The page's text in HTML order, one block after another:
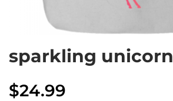
sparkling unicorn
$24.99